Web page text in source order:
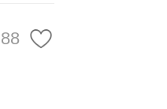
年
紧
88